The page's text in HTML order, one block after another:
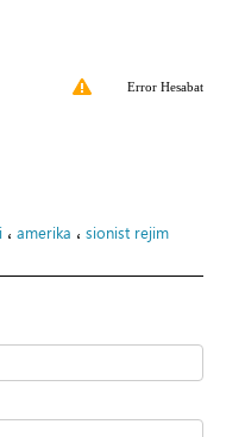
Error Hesabat
، amerika ، sionist rejim